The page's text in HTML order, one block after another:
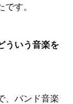
す。
いう音楽を
バンド音楽